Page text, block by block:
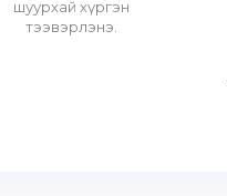
шуурхай хүргэн
тээвэрлэнэ.